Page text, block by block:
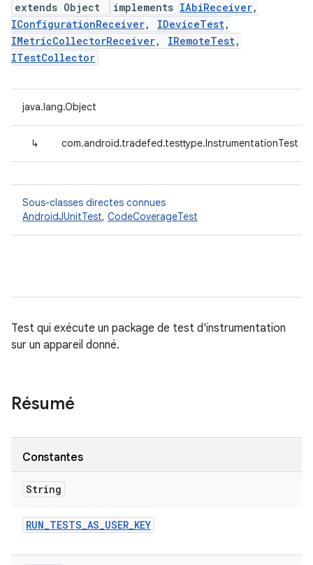
extends Object
implements IAbiReceiver,
IConfigurationReceiver, IDeviceTest,
IMetricCollectorReceiver, IRemoteTest,
ITestCollector
java.lang.Object
↳ com.android.tradefed.testtype.InstrumentationTest
Sous-classes directes connues
AndroidJUnitTest, CodeCoverageTest
Test qui exécute un package de test d'instrumentation
sur un appareil donné.
Résumé
Constantes
String
RUN_TESTS_AS_USER_KEY